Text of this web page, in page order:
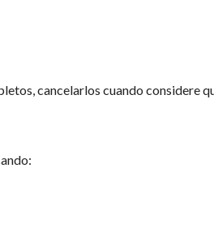
cancelarlos cuando considere